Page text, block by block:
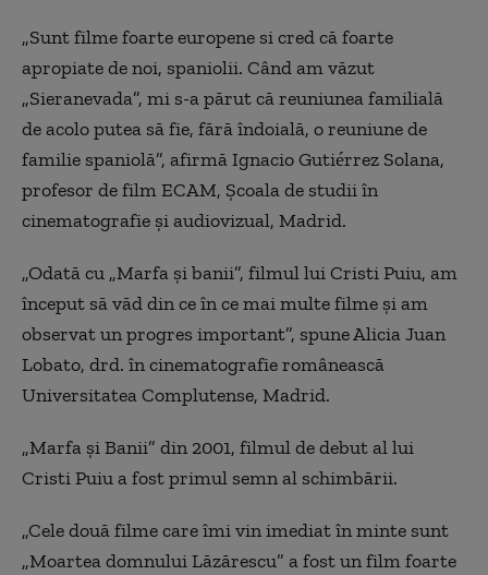
„Sunt filme foarte europene si cred că foarte
apropiate de noi, spaniolii. Când am văzut
„Sieranevada”, mi s-a părut că reuniunea familială
de acolo putea să fie, fără îndoială, o reuniune de
familie spaniolă”, afirmă Ignacio Gutiérrez Solana,
profesor de film ECAM, Școala de studii în
cinematografie şi audiovizual, Madrid.
„Odată cu „Marfa și banii”, filmul lui Cristi Puiu, am
început să văd din ce în ce mai multe filme și am
observat un progres important”, spune Alicia Juan
Lobato, drd. în cinematografie românească
Universitatea Complutense, Madrid.
„Marfa și Banii” din 2001, filmul de debut al lui
Cristi Puiu a fost primul semn al schimbării.
„Cele două filme care îmi vin imediat în minte sunt
„Moartea domnului Lăzărescu” a fost un film foarte